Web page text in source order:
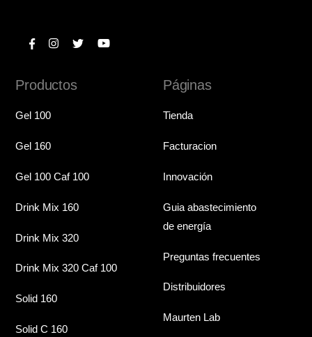
Productos
Gel 100
Gel 160
Gel 100 Caf 100
Drink Mix 160
Drink Mix 320
Drink Mix 320 Caf 100
Solid 160
Solid C 160
Páginas
Tienda
Facturacion
Innovación
Guia abastecimiento
de energía
Preguntas frecuentes
Distribuidores
Maurten Lab